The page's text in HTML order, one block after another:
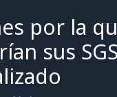
por la
sus